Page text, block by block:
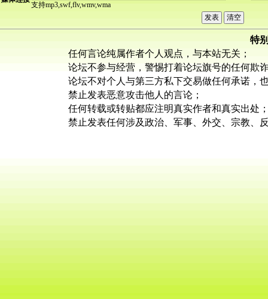
支持mp3,swf,flv,wmv,wma
特
任何言论纯属作者个人观点，与本站无关；
论坛不参与经营，警惕打着论坛旗号的任何欺
论坛不对个人与第三方私下交易做任何承诺，
禁止发表恶意攻击他人的言论；
任何转载或转贴都应注明真实作者和真实出处
禁止发表任何涉及政治、军事、外交、宗教、